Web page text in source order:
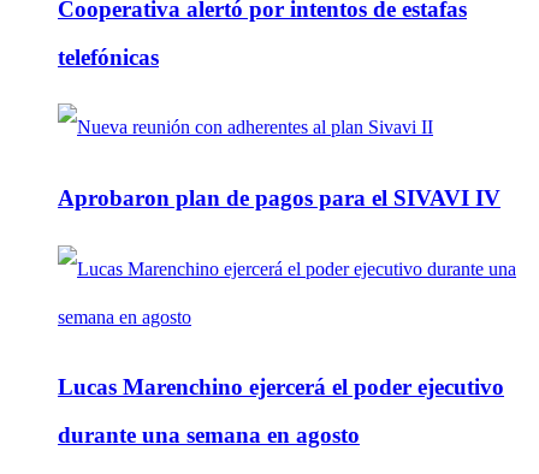
Cooperativa alertó por intentos de estafas
telefónicas
Aprobaron plan de pagos para el SIVAVI IV
Lucas Marenchino ejercerá el poder ejecutivo
durante una semana en agosto